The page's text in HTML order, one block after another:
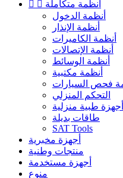
  أنظمة متكاملة
أنظمة الدخول
أنظمة الإنذار
أنظمة الكاميرات
أنظمة الإتصالات
أنظمة الوسائط
أنظمة مكتبية
فحص السيارات
التحكم المنزلي
أجهزة طبية منزلية
طاقات بديلة
SAT Tools
أجهزة مخبرية
منتجات وطنية
أجهزة مستخدمة
منوع